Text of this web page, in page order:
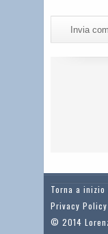
Torna a inizio
Privacy Policy
© 2014